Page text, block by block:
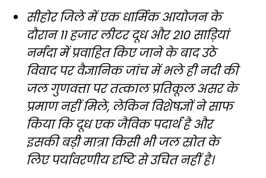
सीहोर जिले में एक धार्मिक आयोजन के
दौरान 11 हजार लीटर दूध और 210 साड़ियां
नर्मदा में प्रवाहित किए जाने के बाद उठे
विवाद पर वैज्ञानिक जांच में भले ही नदी की
जल गुणवत्ता पर तत्काल प्रतिकूल असर के
प्रमाण नहीं मिले, लेकिन विशेषज्ञों ने साफ
किया कि दूध एक जैविक पदार्थ है और
इसकी बड़ी मात्रा किसी भी जल स्रोत के
लिए पर्यावरणीय दृष्टि से उचित नहीं है।